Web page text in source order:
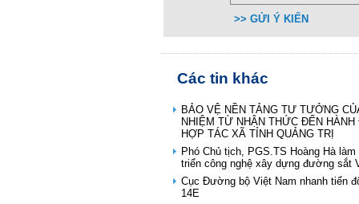
>> GỬI Ý KIẾN
Các tin khác
BẢO VỆ NỀN TẢNG TƯ TƯỞNG
NHIỆM TỪ NHẬN THỨC ĐẾN
HỢP TÁC XÃ TỈNH QUẢNG TRỊ
Phó Chủ tịch, PGS.TS Hoàng Hà
triển công nghệ xây dựng đường sắt
Cục Đường bộ Việt Nam nhanh tiến
14E